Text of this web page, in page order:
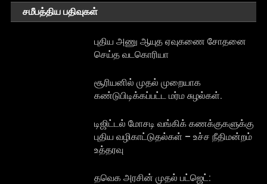
சமீபத்திய பதிவுகள்
புதிய அணு ஆயுத ஏவுகணை சோதனை
செய்த வடகொரியா
சூரியனில் முதல் முறையாக
கண்டுபிடிக்கப்பட்ட மர்ம சுழல்கள்.
டிஜிட்டல் மோசடி வங்கிக் கணக்குகளுக்கு
புதிய வழிகாட்டுதல்கள் – உச்ச நீதிமன்றம்
உத்தரவு
தவெக அரசின் முதல் பட்ஜெட்: